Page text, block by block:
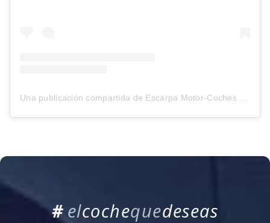
Una publicación compartida de Escarpa Motor-Coches ocasión (@escarpamotor)
# elcochequedeseas